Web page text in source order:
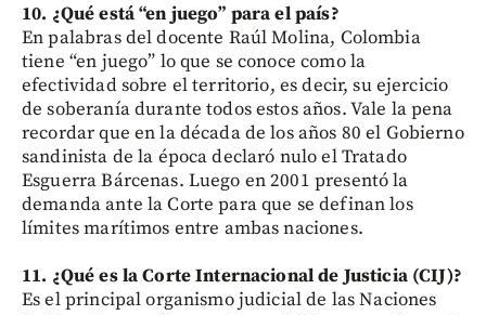
10. ¿Qué está “en juego” para el país?
En palabras del docente Raúl Molina, Colombia
tiene “en juego” lo que se conoce como la
efectividad sobre el territorio, es decir, su ejercicio
de soberanía durante todos estos años. Vale la pena
recordar que en la década de los años 80 el Gobierno
sandinista de la época declaró nulo el Tratado
Esguerra Bárcenas. Luego en 2001 presentó la
demanda ante la Corte para que se definan los
límites marítimos entre ambas naciones.
11. ¿Qué es la Corte Internacional de Justicia (CIJ)?
Es el principal organismo judicial de las Naciones